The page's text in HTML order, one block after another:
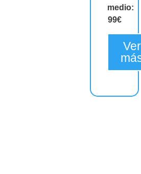
medio:
99€
Ver